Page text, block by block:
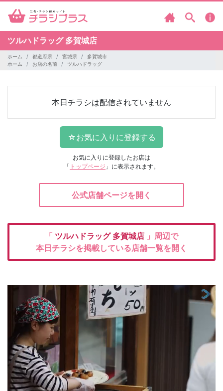
ツルハドラッグ 多賀城店
ホーム 都道府県 宮城県
多賀城市
ホーム
お店の名前 ツルハドラッグ
本日チラシは配信されていません
お気に入りに登録したお店は
「 トップページ 」に表示されます。
公式店舗ページを開く
「 ツルハドラッグ 多賀城店 」周辺で
本日チラシを掲載している店舗一覧を開く